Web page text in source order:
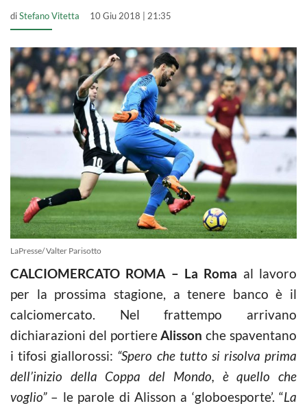
diStefano Vitetta 10 Giu 2018 | 21:35
LaPresse/ Valter Parisotto
CALCIOMERCATO ROMA – La Roma al lavoro
per la prossima stagione, a tenere banco è il
calciomercato. Nel frattempo arrivano
dichiarazioni del portiereAlisson che spaventano
i tifosi giallorossi: “Spero che tutto si risolva prima
dell’inizio della Coppa del Mondo, è quello che
voglio”– le parole di Alisson a ‘globoesporte’. “La